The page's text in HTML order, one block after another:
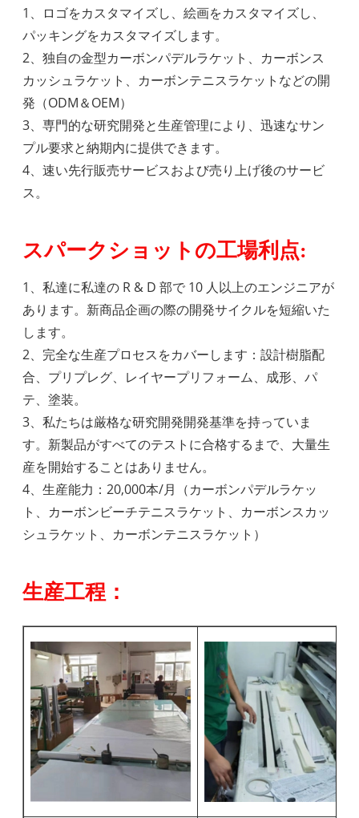
1、ロゴをカスタマイズし、絵画をカスタマイズし、
パッキングをカスタマイズします。
2、独自の金型カーボンパデルラケット、カーボンス
カッシュラケット、カーボンテニスラケットなどの開
発（ODM＆OEM）
3、専門的な研究開発と生産管理により、迅速なサン
プル要求と納期内に提供できます。
4、速い先行販売サービスおよび売り上げ後のサービ
ス。
スパークショットの工場利点:
1、私達に私達の R & D 部で 10 人以上のエンジニアが
あります。新商品企画の際の開発サイクルを短縮いた
します。
2、完全な生産プロセスをカバーします：設計樹脂配
合、プリプレグ、レイヤープリフォーム、成形、パ
テ、塗装。
3、私たちは厳格な研究開発開発基準を持っていま
す。新製品がすべてのテストに合格するまで、大量生
産を開始することはありません。
4、生産能力：20,000本/月（カーボンパデルラケッ
ト、カーボンビーチテニスラケット、カーボンスカッ
シュラケット、カーボンテニスラケット）
生産工程：